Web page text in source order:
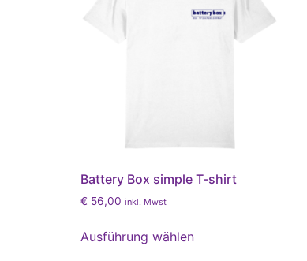
Battery Box simple T-shirt
€ 56,00 inkl. Mwst
Ausführung wählen